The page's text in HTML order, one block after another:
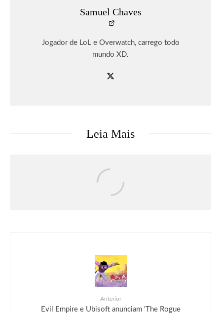
Samuel Chaves
Jogador de LoL e Overwatch, carrego todo
mundo XD.
Leia Mais
Uma Loja Para Assassinos: Relembre a
primeira temporada do k-drama e saiba o
Anterior
Evil Empire e Ubisoft anunciam ‘The Rogue